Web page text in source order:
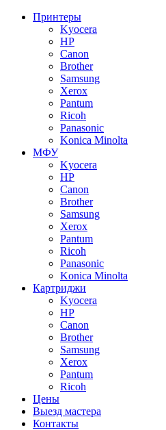
Принтеры
Kyocera
HP
Canon
Brother
Samsung
Xerox
Pantum
Ricoh
Panasonic
Konica Minolta
МФУ
Kyocera
HP
Canon
Brother
Samsung
Xerox
Pantum
Ricoh
Panasonic
Konica Minolta
Картриджи
Kyocera
HP
Canon
Brother
Samsung
Xerox
Pantum
Ricoh
Цены
Выезд мастера
Контакты